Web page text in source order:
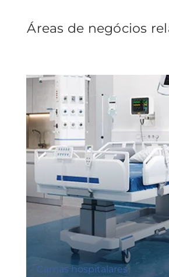
Áreas de negócios
Camas hospitalares